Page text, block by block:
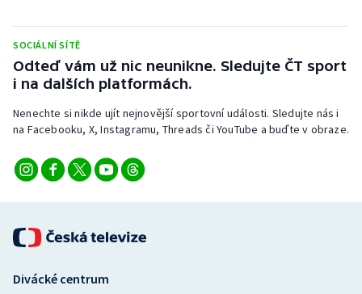
Stolní tenis
Triatlon
Veslování
Vodní slalom
Volejbal
Ostatní
SOCIÁLNÍ SÍTĚ
Odteď vám už nic neunikne. Sledujte ČT sport
i na dalších platformách.
Nenechte si nikde ujít nejnovější sportovní události. Sledujte nás i
na Facebooku, X, Instagramu, Threads či YouTube a buďte v obraze.
Divácké centrum